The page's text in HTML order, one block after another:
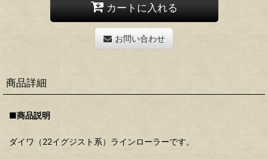
カートに入れる
お問い合わせ
商品詳細
■商品説明
ダイワ（22イグジスト系）ラインローラーです。